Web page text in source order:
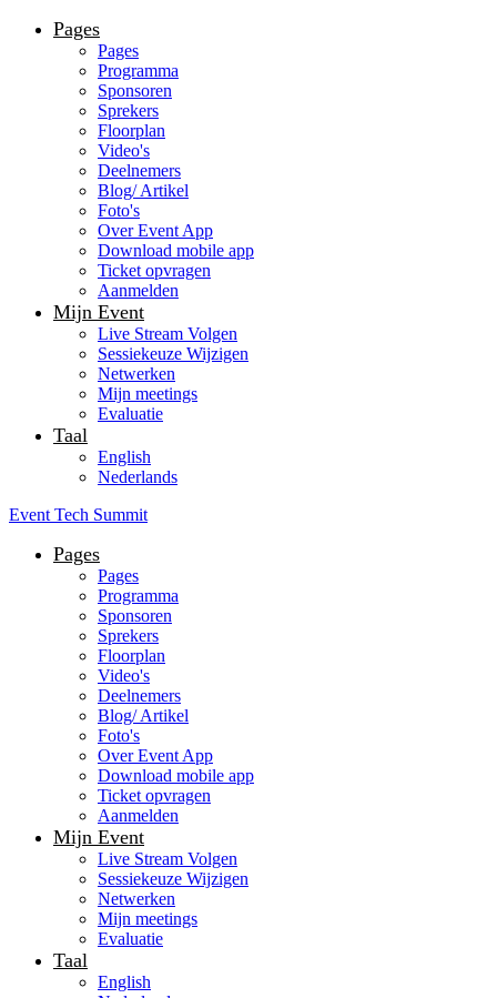
Pages
Pages
Programma
Sponsoren
Sprekers
Floorplan
Video's
Deelnemers
Blog/ Artikel
Foto's
Over Event App
Download mobile app
Ticket opvragen
Aanmelden
Mijn Event
Live Stream Volgen
Sessiekeuze Wijzigen
Netwerken
Mijn meetings
Evaluatie
Taal
English
Nederlands
Event Tech Summit
Pages
Pages
Programma
Sponsoren
Sprekers
Floorplan
Video's
Deelnemers
Blog/ Artikel
Foto's
Over Event App
Download mobile app
Ticket opvragen
Aanmelden
Mijn Event
Live Stream Volgen
Sessiekeuze Wijzigen
Netwerken
Mijn meetings
Evaluatie
Taal
English